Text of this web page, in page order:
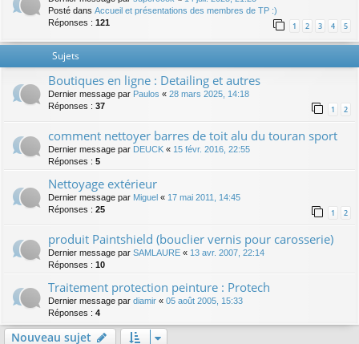
Posté dans Accueil et présentations des membres de TP :)
Réponses : 121 1 2 3 4 5
Sujets
Boutiques en ligne : Detailing et autres
Dernier message par Paulos « 28 mars 2025, 14:18
Réponses : 37 1 2
comment nettoyer barres de toit alu du touran sport
Dernier message par DEUCK « 15 févr. 2016, 22:55
Réponses : 5
Nettoyage extérieur
Dernier message par Miguel « 17 mai 2011, 14:45
Réponses : 25 1 2
produit Paintshield (bouclier vernis pour carosserie)
Dernier message par SAMLAURE « 13 avr. 2007, 22:14
Réponses : 10
Traitement protection peinture : Protech
Dernier message par diamir « 05 août 2005, 15:33
Réponses : 4
Nouveau sujet